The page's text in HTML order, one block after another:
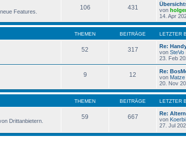
Features.
106 431
von
14. Apr
THEMEN BEITRÄGE LETZTER
52 317
Re:
von SteVo
23. Feb
9 12
Re:
von Matze
20. Nov
THEMEN BEITRÄGE LETZTER
Drittanbietern.
59 667
Re:
von Koerbi
27. Jul